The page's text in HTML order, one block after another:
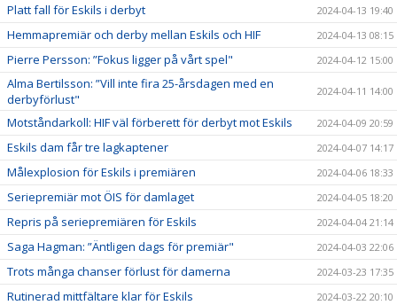
Platt fall för Eskils i derbyt 2024-04-13 19:40
Hemmapremiär och derby mellan Eskils och HIF 2024-04-13 08:15
Pierre Persson: ”Fokus ligger på vårt spel" 2024-04-12 15:00
Alma Bertilsson: ”Vill inte fira 25-årsdagen med en
derbyförlust"
2024-04-11 14:00
Motståndarkoll: HIF väl förberett för derbyt mot Eskils 2024-04-09 20:59
Eskils dam får tre lagkaptener 2024-04-07 14:17
Målexplosion för Eskils i premiären 2024-04-06 18:33
Seriepremiär mot ÖIS för damlaget 2024-04-05 18:20
Repris på seriepremiären för Eskils 2024-04-04 21:14
Saga Hagman: ”Äntligen dags för premiär" 2024-04-03 22:06
Trots många chanser förlust för damerna 2024-03-23 17:35
Rutinerad mittfältare klar för Eskils 2024-03-22 20:10